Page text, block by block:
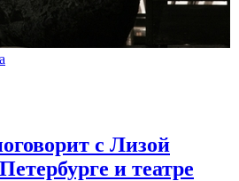
с Лизой
и театре